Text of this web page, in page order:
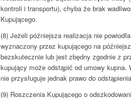
kontroli i transportu), chyba że brak
Kupującego.
(8) Jeżeli późniejsza realizacja nie
wyznaczony przez kupującego na
bezskutecznie lub jest zbędny zgodnie z
kupujący może odstąpić od umowy kupna.
nie przysługuje jednak prawo do
(9) Roszczenia Kupującego o